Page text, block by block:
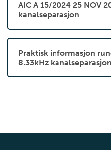
AIC A 15/2024 25 NOV
kanalseparasjon
Praktisk informasjon
8.33kHz kanalseparasjon